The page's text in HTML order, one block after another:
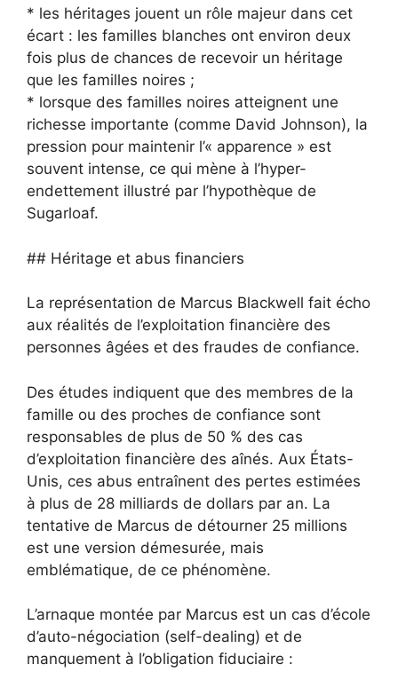
* les héritages jouent un rôle majeur dans cet
écart : les familles blanches ont environ deux
fois plus de chances de recevoir un héritage
que les familles noires ;
* lorsque des familles noires atteignent une
richesse importante (comme David Johnson), la
pression pour maintenir l’« apparence » est
souvent intense, ce qui mène à l’hyper-
endettement illustré par l’hypothèque de
Sugarloaf.
## Héritage et abus financiers
La représentation de Marcus Blackwell fait écho
aux réalités de l’exploitation financière des
personnes âgées et des fraudes de confiance.
Des études indiquent que des membres de la
famille ou des proches de confiance sont
responsables de plus de 50 % des cas
d’exploitation financière des aînés. Aux États-
Unis, ces abus entraînent des pertes estimées
à plus de 28 milliards de dollars par an. La
tentative de Marcus de détourner 25 millions
est une version démesurée, mais
emblématique, de ce phénomène.
L’arnaque montée par Marcus est un cas d’école
d’auto-négociation (self-dealing) et de
manquement à l’obligation fiduciaire :